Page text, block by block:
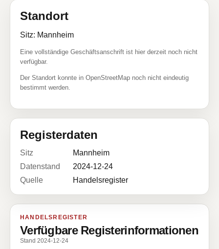
Standort
Sitz: Mannheim
Eine vollständige Geschäftsanschrift ist hier derzeit noch nicht
verfügbar.
Der Standort konnte in OpenStreetMap noch nicht eindeutig
bestimmt werden.
Registerdaten
Sitz
Mannheim
Datenstand
2024-12-24
Quelle
Handelsregister
HANDELSREGISTER
Verfügbare Registerinformationen
Stand 2024-12-24